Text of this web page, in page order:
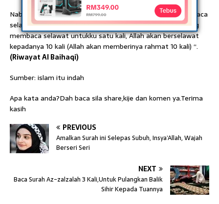
Nabi Muhammad s.a.w. bersabda, “Perbanyakkanlah membaca
selawat padaku pada malam dan hari Jumaat, sesiapa yang
membaca selawat untukku satu kali, Allah akan berselawat
kepadanya 10 kali (Allah akan memberinya rahmat 10 kali) “.
(Riwayat Al Baihaqi)
Sumber: islam itu indah
Apa kata anda?Dah baca sila share,kije dan komen ya.Terima
kasih
PREVIOUS
Amalkan Surah ini Selepas Subuh, Insya’Allah, Wajah
Berseri Seri
NEXT
Baca Surah Az-zalzalah 3 Kali,Untuk Pulangkan Balik
Sihir Kepada Tuannya